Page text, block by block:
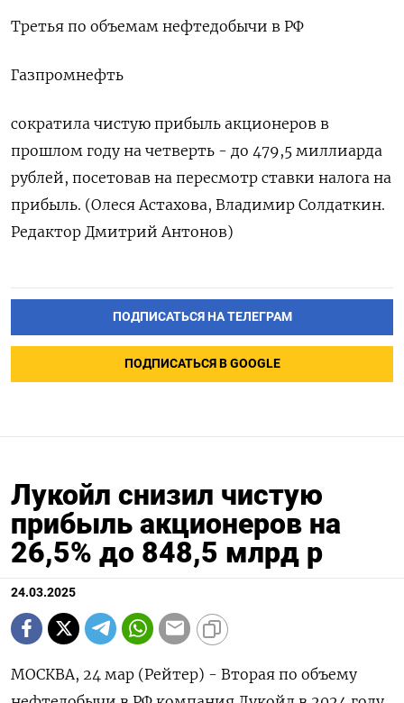
Третья по объемам нефтедобычи в РФ
Газпромнефть
сократила чистую прибыль акционеров в
прошлом году на четверть - до 479,5 миллиарда
рублей, посетовав на пересмотр ставки налога на
прибыль. (Олеся Астахова, Владимир Солдаткин.
Редактор Дмитрий Антонов)
ПОДПИСАТЬСЯ НА ТЕЛЕГРАМ
ПОДПИСАТЬСЯ В GOOGLE
Лукойл снизил чистую
прибыль акционеров на
26,5% до 848,5 млрд р
24.03.2025
МОСКВА, 24 мар (Рейтер) - Вторая по объему